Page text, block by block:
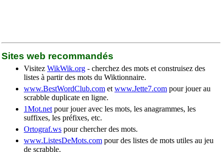
Sites web recommandés
Visitez WikWik.org - cherchez des mots et construisez des
listes à partir des mots du Wiktionnaire.
www.BestWordClub.com et www.Jette7.com pour jouer au
scrabble duplicate en ligne.
1Mot.net pour jouer avec les mots, les anagrammes, les
suffixes, les préfixes, etc.
Ortograf.ws pour chercher des mots.
www.ListesDeMots.com pour des listes de mots utiles au jeu
de scrabble.